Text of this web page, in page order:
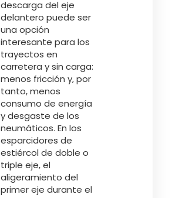
MyJOSKIN
Română
Suomi
Magyar
Български
Eesti keel
descarga del eje
delantero puede ser
una opción
interesante para los
trayectos en
carretera y sin carga:
menos fricción y, por
tanto, menos
consumo de energía
y desgaste de los
neumáticos. En los
esparcidores de
estiércol de doble o
triple eje, el
aligeramiento del
primer eje durante el